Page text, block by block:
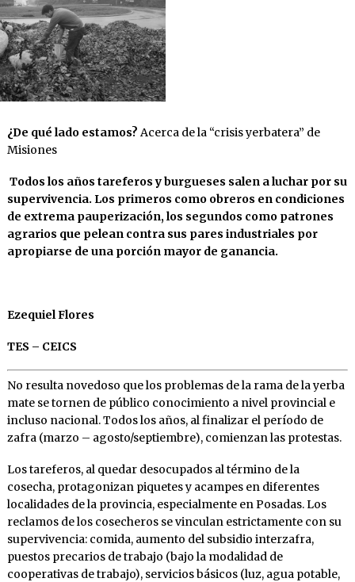
¿De qué lado estamos? Acerca de la “crisis yerbatera” de
Misiones
Todos los años tareferos y burgueses salen a luchar por su
supervivencia. Los primeros como obreros en condiciones
de extrema pauperización, los segundos como patrones
agrarios que pelean contra sus pares industriales por
apropiarse de una porción mayor de ganancia.
Ezequiel Flores
TES – CEICS
No resulta novedoso que los problemas de la rama de la yerba
mate se tornen de público conocimiento a nivel provincial e
incluso nacional. Todos los años, al finalizar el período de
zafra (marzo – agosto/septiembre), comienzan las protestas.
Los tareferos, al quedar desocupados al término de la
cosecha, protagonizan piquetes y acampes en diferentes
localidades de la provincia, especialmente en Posadas. Los
reclamos de los cosecheros se vinculan estrictamente con su
supervivencia: comida, aumento del subsidio interzafra,
puestos precarios de trabajo (bajo la modalidad de
cooperativas de trabajo), servicios básicos (luz, agua potable,